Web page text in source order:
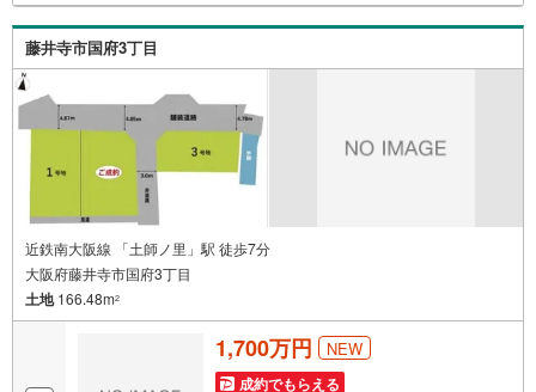
ムは【東証スタンダード上場企業】です。不動産購入や住
宅ローンについては、ハウスフリーダムにお任せ下さい。
（ご来店の際は、店舗に駐車場を完備しております！）
藤井寺市国府3丁目
近鉄南大阪線 「土師ノ里」駅 徒歩7分
大阪府藤井寺市国府3丁目
土地166.48m2
1,700万円 NEW
成約でもらえる